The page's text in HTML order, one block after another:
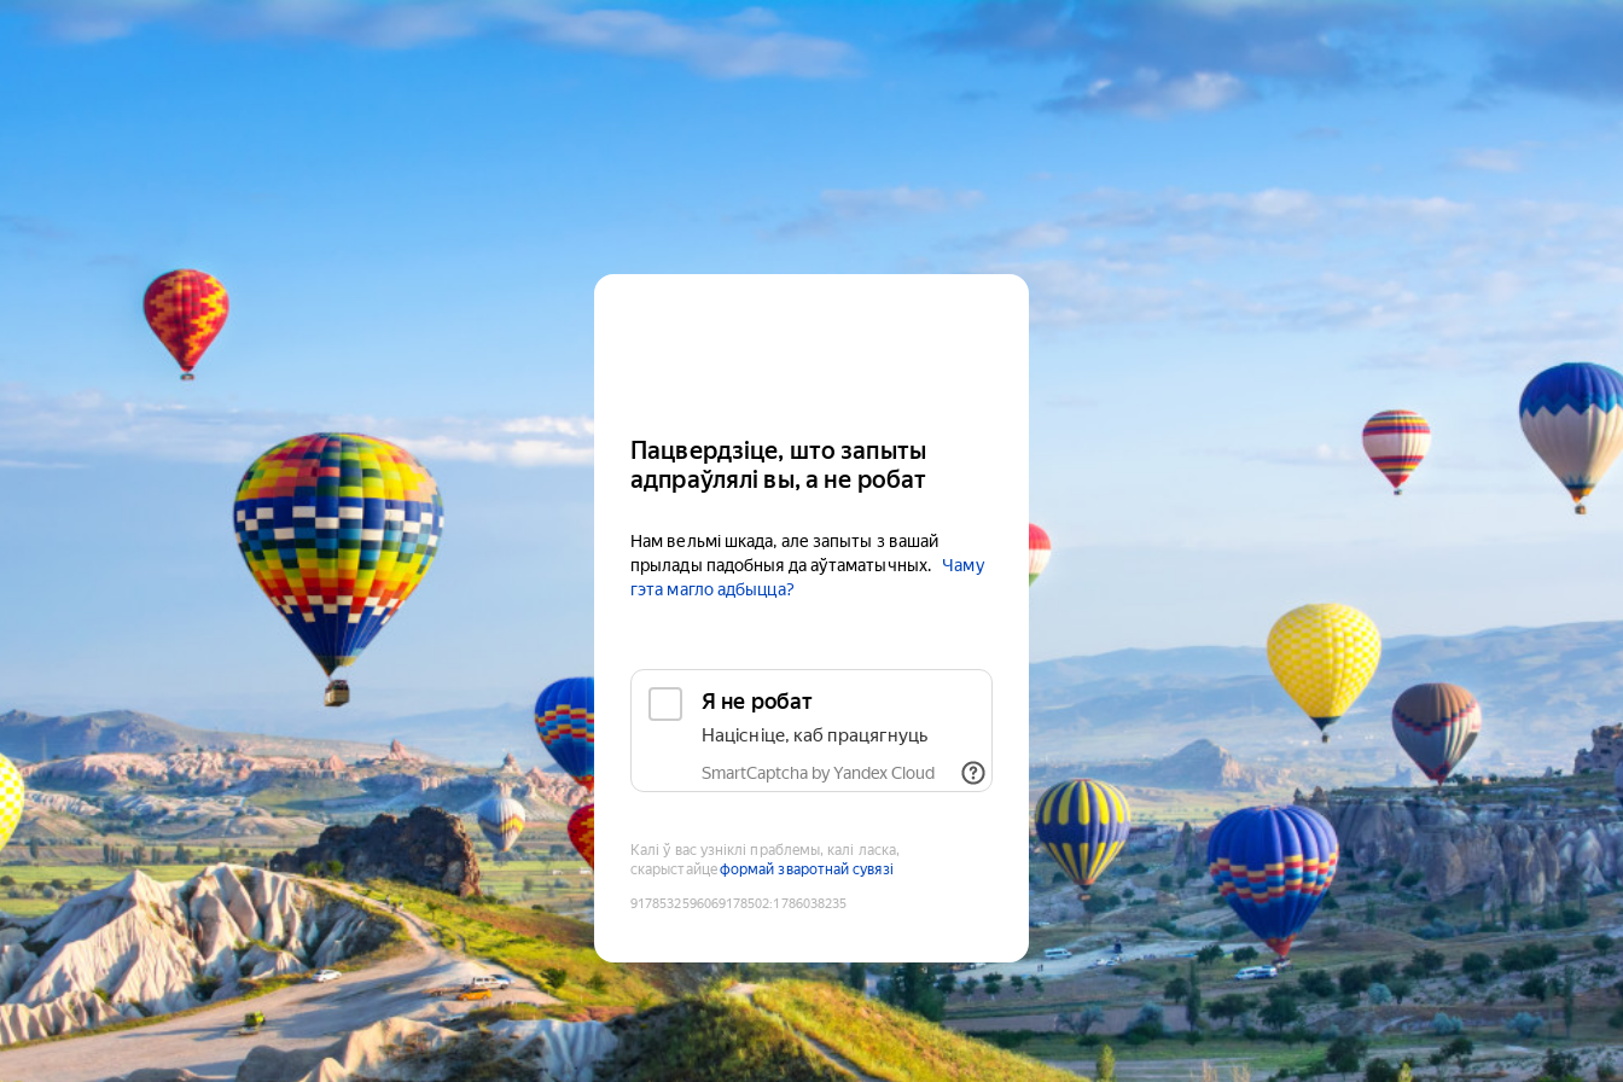
Пацвердзіце, што запыты
адпраўлялі вы, а не робат
Нам вельмі шкада, але запыты з вашай
прылады падобныя да аўтаматычных.
Чаму
гэта магло адбыцца?
Я не робат
Націсніце, каб працягнуць
SmartCaptcha by Yandex Cloud
Калі ў вас узніклі праблемы, калі ласка,
скарыстайцеформай зваротнай сувязі
9178532596069178502:1786038235